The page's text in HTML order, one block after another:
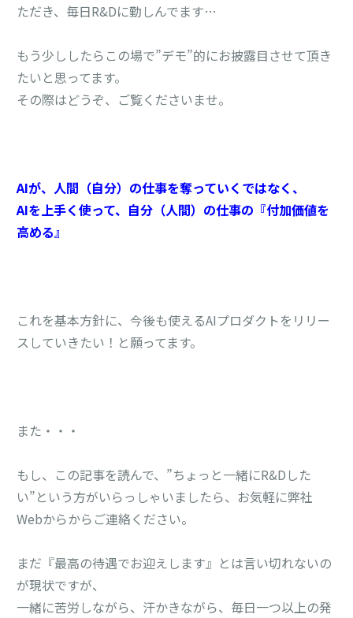
ただき、毎日R&Dに勤しんでます…
もう少ししたらこの場で”デモ”的にお披露目させて頂き
たいと思ってます。
その際はどうぞ、ご覧くださいませ。
AIが、人間（自分）の仕事を奪っていくではなく、
AIを上手く使って、自分（人間）の仕事の『付加価値を
高める』
これを基本方針に、今後も使えるAIプロダクトをリリー
スしていきたい！と願ってます。
また・・・
もし、この記事を読んで、”ちょっと一緒にR&Dした
い”という方がいらっしゃいましたら、お気軽に弊社
Webからからご連絡ください。
まだ『最高の待遇でお迎えします』とは言い切れないの
が現状ですが、
一緒に苦労しながら、汗かきながら、毎日一つ以上の発